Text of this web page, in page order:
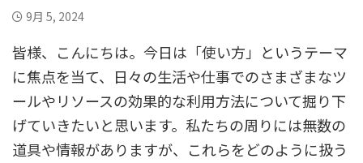
9月 5, 2024
皆様、こんにちは。今日は「使い方」というテーマ
に焦点を当て、日々の生活や仕事でのさまざまなツ
ールやリソースの効果的な利用方法について掘り下
げていきたいと思います。私たちの周りには無数の
道具や情報がありますが、これらをどのように扱う